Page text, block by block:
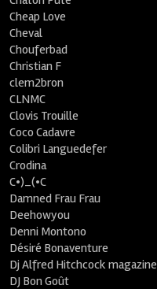
Cheap Love
Cheval
Chouferbad
Christian F
clem2bron
CLNMC
Clovis Trouille
Coco Cadavre
Colibri Languedefer
Crodina
C•)_(•C
Damned Frau Frau
Deehowyou
Denni Montono
Désiré Bonaventure
Dj Alfred Hitchcock magazine
DJ Bon Goût